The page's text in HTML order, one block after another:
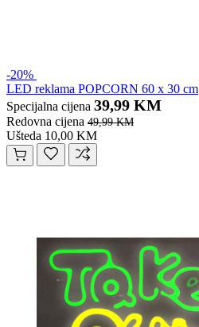
-20%
LED reklama POPCORN 60 x 30 cm
Specijalna cijena 39,99 KM
Redovna cijena 49,99 KM
Ušteda 10,00 KM